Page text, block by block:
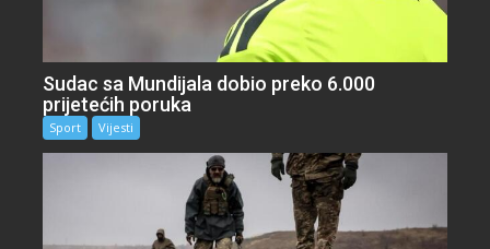
Sudac sa Mundijala dobio preko 6.000
prijetećih poruka
Sport Vijesti